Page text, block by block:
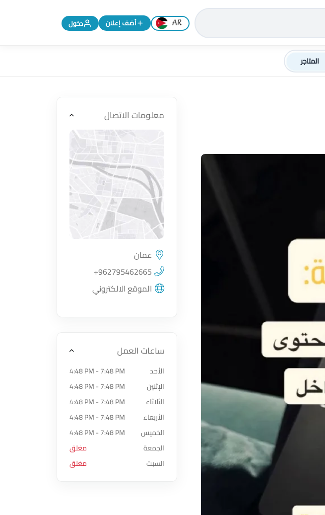
تغيير اللغة إلى الإنجليزية
أضف إعلان دخول
المتاجر
معلومات الاتصال
اضغط لتحميل الموقع
عمان
+962795462665
الموقع الالكتروني
ساعات العمل
الأحد
4:48 PM - 7:48 PM
الإثنين
4:48 PM - 7:48 PM
الثلاثاء
4:48 PM - 7:48 PM
الأربعاء
4:48 PM - 7:48 PM
الخميس
4:48 PM - 7:48 PM
الجمعة
مغلق
السبت
مغلق